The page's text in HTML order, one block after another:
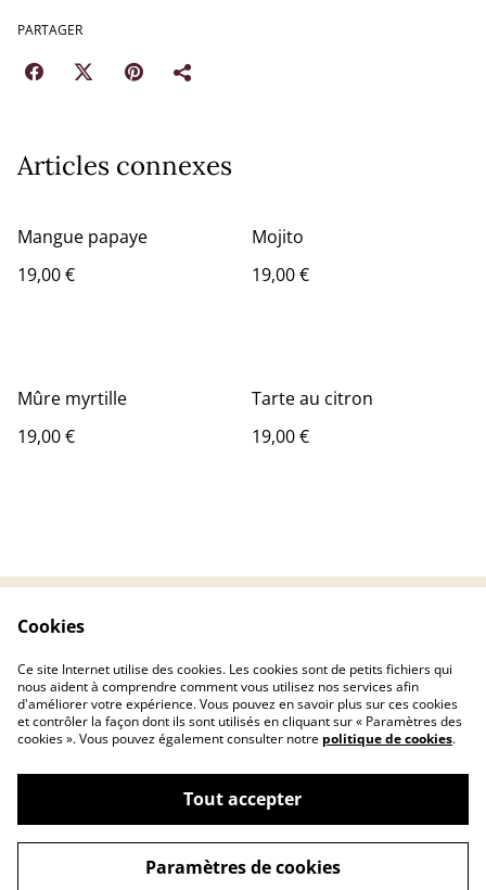
PARTAGER
Articles connexes
Mangue papaye
19,00 €
Mojito
19,00 €
Mûre myrtille
19,00 €
Tarte au citron
19,00 €
Politique de
confidentialité
Politique de cookies
©2026Ellashop-Candle
powered by
Cookies
Ce site Internet utilise des cookies. Les cookies sont de petits fichiers qui
nous aident à comprendre comment vous utilisez nos services afin
d'améliorer votre expérience. Vous pouvez en savoir plus sur ces cookies
et contrôler la façon dont ils sont utilisés en cliquant sur « Paramètres des
cookies ». Vous pouvez également consulter notre politique de cookies.
Tout accepter
Paramètres de cookies